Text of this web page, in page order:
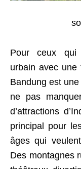
Pour ceux qui
urbain avec une
Bandung est
ne pas
d’attractions
principal pour
âges qui
Des montagnes